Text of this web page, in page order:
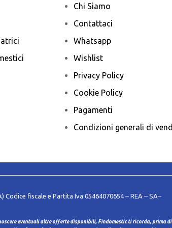
Chi Siamo
Contattaci
Whatsapp
Wishlist
Privacy Policy
Cookie Policy
Pagamenti
Condizioni generali di
Codice fiscale e Partita Iva 05464070654 – REA – SA–
eventuali altre offerte disponibili, Findomestic ti ricorda, prima di